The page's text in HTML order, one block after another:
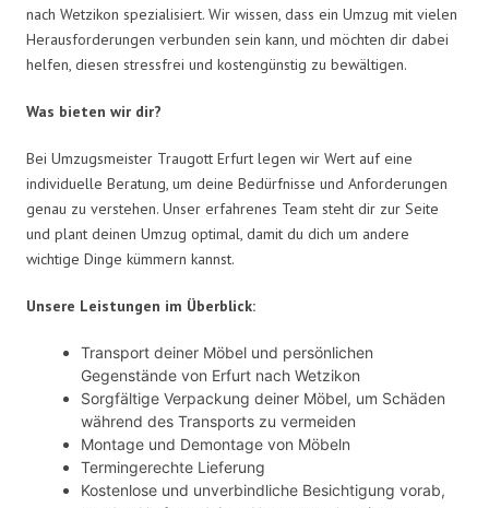
nach Wetzikon spezialisiert. Wir wissen, dass ein Umzug mit vielen
Herausforderungen verbunden sein kann, und möchten dir dabei
helfen, diesen stressfrei und kostengünstig zu bewältigen.
Was bieten wir dir?
Bei Umzugsmeister Traugott Erfurt legen wir Wert auf eine
individuelle Beratung, um deine Bedürfnisse und Anforderungen
genau zu verstehen. Unser erfahrenes Team steht dir zur Seite
und plant deinen Umzug optimal, damit du dich um andere
wichtige Dinge kümmern kannst.
Unsere Leistungen im Überblick:
Transport deiner Möbel und persönlichen
Gegenstände von Erfurt nach Wetzikon
Sorgfältige Verpackung deiner Möbel, um Schäden
während des Transports zu vermeiden
Montage und Demontage von Möbeln
Termingerechte Lieferung
Kostenlose und unverbindliche Besichtigung vorab,